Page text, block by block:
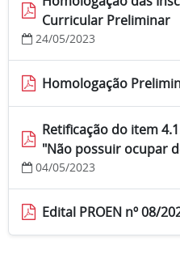
Curricular Preliminar
24/05/2023
Homologação
Retificação do item
"Não possuir ocupar
04/05/2023
Edital PROEN nº 08/